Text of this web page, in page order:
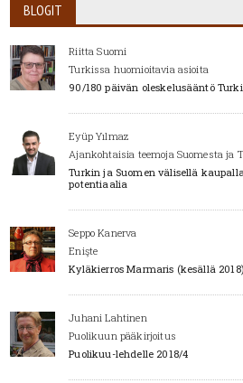
BLOGIT
Riitta Suomi
Turkissa huomioitavia asioita
90/180 päivän oleskelusääntö
Eyüp Yılmaz
Ajankohtaisia teemoja Suomesta ja
Turkin ja Suomen välisellä
potentiaalia
Seppo Kanerva
Enişte
Kyläkierros Marmaris (kesällä 2018)
Juhani Lahtinen
Puolikuun pääkirjoitus
Puolikuu-lehdelle 2018/4